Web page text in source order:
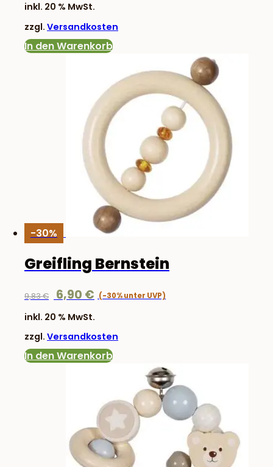
war:
6,50 €
inkl. 20 % MwSt.
zzgl. Versandkosten
In den Warenkorb
-30%
Greifling Bernstein
9,83€
Ursprünglicher
war:
9,83 €
6,90€
inkl. 20 % MwSt.
zzgl. Versandkosten
In den Warenkorb